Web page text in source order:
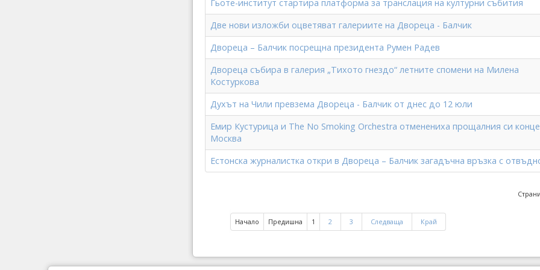
Гьоте-институт стартира платформа за транслация на културни събития
Две нови изложби оцветяват галериите на Двореца - Балчик
Двореца – Балчик посрещна президента Румен Радев
Двореца събира в галерия „Тихото гнездо“ летните спомени на Милена
Костуркова
Духът на Чили превзема Двореца - Балчик от днес до 12 юли
Емир Кустурица и The No Smoking Orchestra отменениха прощалния си
Москва
Естонска журналистка откри в Двореца – Балчик загадъчна връзка с
Начало Предишна 1 2 3 Следваща Край